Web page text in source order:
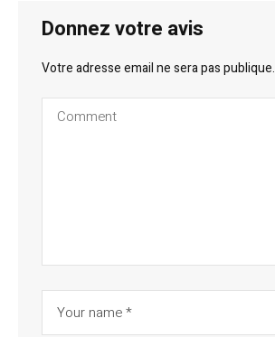
Donnez votre avis
Votre adresse email ne sera pas publique.